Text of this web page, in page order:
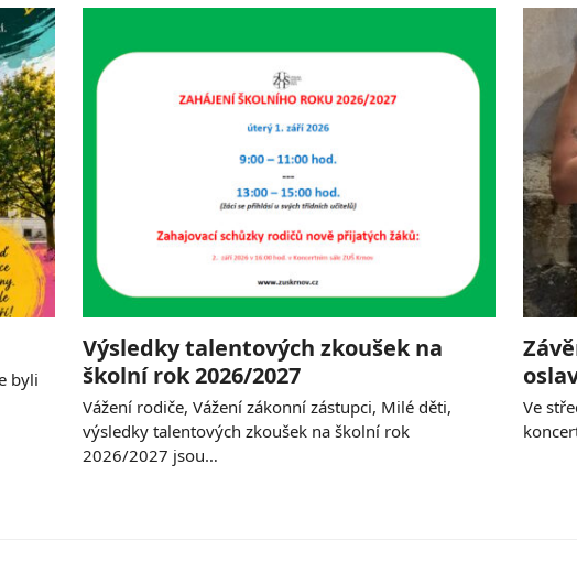
byli
Výsledky talentových zkoušek na
školní rok 2026/2027
Vážení rodiče, Vážení zákonní zástupci, Milé děti,
výsledky talentových zkoušek na školní rok
2026/2027 jsou…
Ve